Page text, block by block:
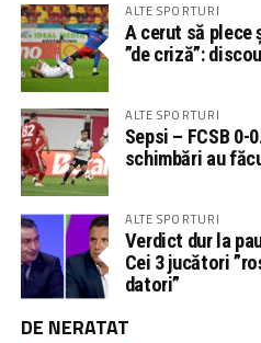
ALTE SPORTURI
A cerut să plece
”de criză”:
ALTE SPORTURI
Sepsi – FCSB 0-
schimbări au
ALTE SPORTURI
Verdict dur la
Cei 3 jucători
datori”
DE NERATAT